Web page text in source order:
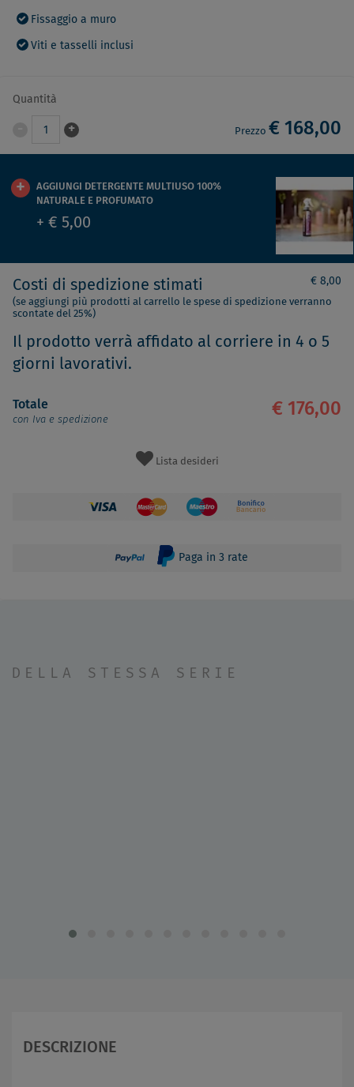
Fissaggio a muro
Viti e tasselli inclusi
Quantità
1 + Prezzo € 168,00
AGGIUNGI DETERGENTE MULTIUSO 100%
NATURALE E PROFUMATO
+ € 5,00
Costi di spedizione stimati € 8,00
(se aggiungi più prodotti al carrello le spese di spedizione verranno
scontate del 25%)
Il prodotto verrà affidato al corriere in 4 o 5
giorni lavorativi.
Totale
con Iva e spedizione
€ 176,00
Lista desideri
Paga in 3 rate
DELLA STESSA SERIE
DESCRIZIONE